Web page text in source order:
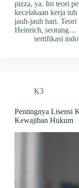
pizza, ya. Ini teori
kecelakaan kerja
jauh-jauh hari. Teori
Heinrich, seorang…
sertifikasi
K3
Pentingnya Lisensi
Kewajiban Hukum